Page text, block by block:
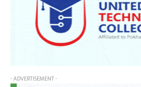
- ADVERTISEMENT -